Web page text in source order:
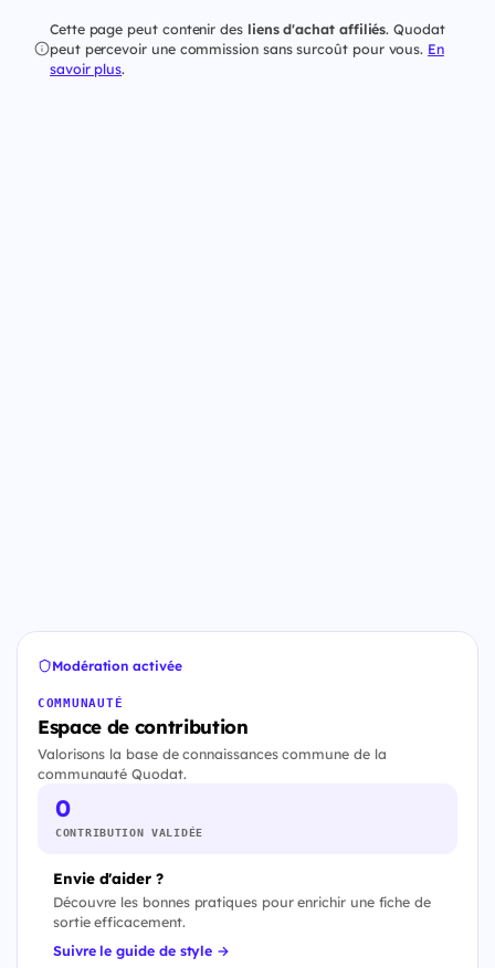
Cette page peut contenir des liens d'achat affiliés. Quodat
peut percevoir une commission sans surcoût pour vous. En
savoir plus.
Modération activée
COMMUNAUTÉ
Espace de contribution
Valorisons la base de connaissances commune de la
communauté Quodat.
0
CONTRIBUTION VALIDÉE
Envie d'aider ?
Découvre les bonnes pratiques pour enrichir une fiche de
sortie efficacement.
Suivre le guide de style →